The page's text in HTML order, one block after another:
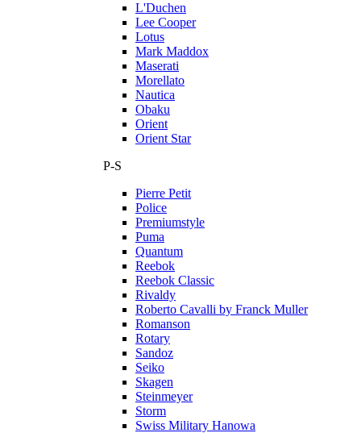
L'Duchen
Lee Cooper
Lotus
Mark Maddox
Maserati
Morellato
Nautica
Obaku
Orient
Orient Star
P-S
Pierre Petit
Police
Premiumstyle
Puma
Quantum
Reebok
Reebok Classic
Rivaldy
Roberto Cavalli by Franck Muller
Romanson
Rotary
Sandoz
Seiko
Skagen
Steinmeyer
Storm
Swiss Military Hanowa